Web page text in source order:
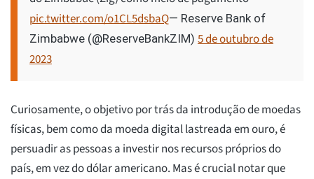
pic.twitter.com/o1CL5dsbaQ— Reserve Bank of
Zimbabwe (@ReserveBankZIM) 5 de outubro de
2023
Curiosamente, o objetivo por trás da introdução de moedas
físicas, bem como da moeda digital lastreada em ouro, é
persuadir as pessoas a investir nos recursos próprios do
país, em vez do dólar americano. Mas é crucial notar que